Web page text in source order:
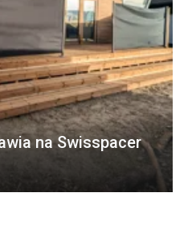
na Swisspacer